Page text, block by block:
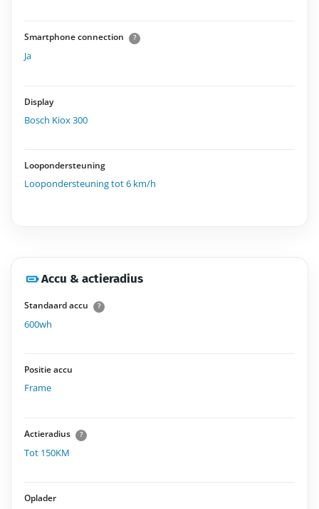
Smartphone connection ?
Ja
Display
Bosch Kiox 300
Loopondersteuning
Loopondersteuning tot 6 km/h
Accu & actieradius
Standaard accu ?
600wh
Positie accu
Frame
Actieradius ?
Tot 150KM
Oplader